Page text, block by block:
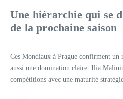
Une hiérarchie qui se
de la prochaine saison
Ces Mondiaux à Prague confirment un
aussi une domination claire. Ilia
compétitions avec une maturité